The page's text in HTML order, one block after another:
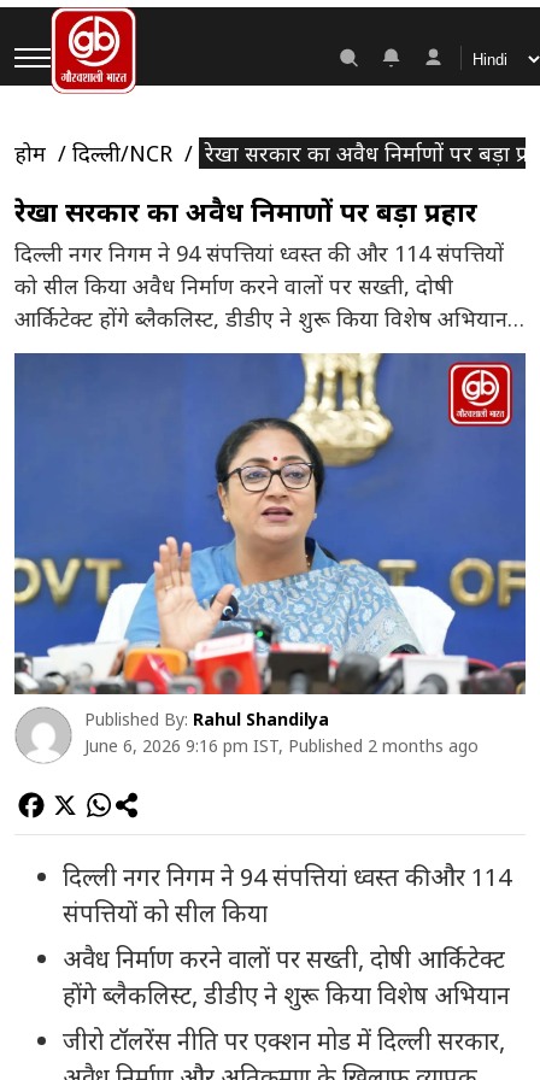
होम दिल्ली/NCR रेखा सरकार का अवैध निर्माणों पर बड़ा
रेखा सरकार का अवैध निर्माणों पर बड़ा प्रहार
दिल्ली नगर निगम ने 94 संपत्तियां ध्वस्त की और 114 संपत्तियों
को सील किया अवैध निर्माण करने वालों पर सख्ती, दोषी
आर्किटेक्ट होंगे ब्लैकलिस्ट, डीडीए ने शुरू किया विशेष अभियान
जीरो टॉलरेंस नीति पर एक्शन मोड में दिल्ली सरकार, अवैध
निर्माण और अतिक्रमण के खिलाफ व्यापक अभियान जन सुरक्षा
सर्वोच्च प्राथमिकता, थर्ड पार्टी इंश्योरेंस और […]
Published By: Rahul Shandilya
June 6, 2026 9:16 pm IST, Published 2 months ago
दिल्ली नगर निगम ने 94 संपत्तियां ध्वस्त की और 114
संपत्तियों को सील किया
अवैध निर्माण करने वालों पर सख्ती, दोषी आर्किटेक्ट
होंगे ब्लैकलिस्ट, डीडीए ने शुरू किया विशेष अभियान
जीरो टॉलरेंस नीति पर एक्शन मोड में दिल्ली सरकार,